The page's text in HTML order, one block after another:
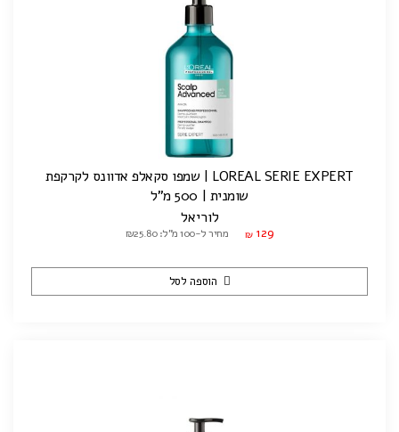
LOREAL SERIE EXPERT | שמפו סקאלפ אדוונס לקרקפת
שומנית | 500 מ"ל
לוריאל
₪ 129 מחיר ל-100 מ"ל: ₪25.80
הוספה לסל